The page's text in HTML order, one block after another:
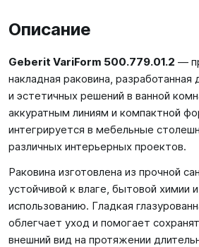
Описание
Geberit VariForm 500.779.01.2 —
накладная раковина,
и эстетичных решений в ванной
аккуратным линиям и компактной
интегрируется в мебельные
различных интерьерных проектов.
Раковина изготовлена из прочной
устойчивой к влаге, бытовой химии
использованию. Гладкая
облегчает уход и помогает
внешний вид на протяжении